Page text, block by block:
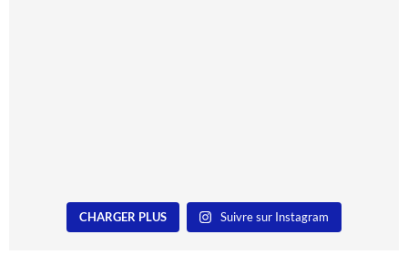
CHARGER PLUS Suivre sur Instagram